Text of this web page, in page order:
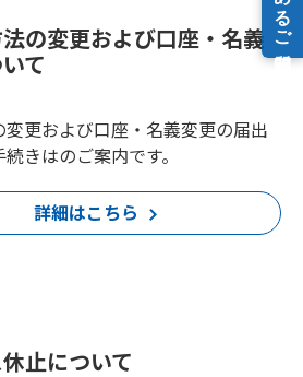
の変更および口座・名義
て
変更および口座・名義変更の届出
きはのご案内です。
詳細はこちら
止について